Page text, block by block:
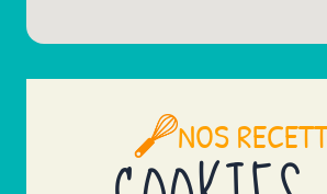
9 ROUTE D ANNECY
PRINGY, Auvergne-Rhône-Alpes, 74370
NOS